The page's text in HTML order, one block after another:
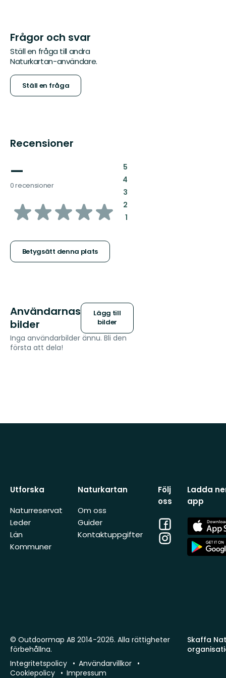
Frågor och svar
Ställ en fråga till andra
Naturkartan-användare.
Ställ en fråga
Recensioner
—
0 recensioner
av
stjärnor
Betygsätt denna plats
5:
4:
3:
2:
1:
Användarnas
bilder
Lägg till
bilder
Inga användarbilder ännu. Bli den
första att dela!
Utforska
Naturreservat
Leder
Län
Kommuner
Naturkartan
Om oss
Guider
Kontaktuppgifter
Följ
oss
Facebook
Instagram
Ladda
app
App
Store
App
Store
Skaffa
© Outdoormap AB 2014-2026. Alla rättigheter
förbehållna.
Integritetspolicy
Användarvillkor
Cookiepolicy
Impressum